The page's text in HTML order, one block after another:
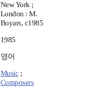
New York ;
London : M.
Boyars, c1985
1985
영어
Music ;
Composers